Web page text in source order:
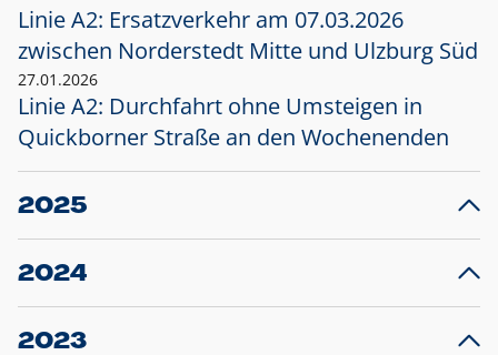
Linie A2: Ersatzverkehr am 07.03.2026
zwischen Norderstedt Mitte und Ulzburg Süd
27.01.2026
Linie A2: Durchfahrt ohne Umsteigen in
Quickborner Straße an den Wochenenden
2025
23.12.2025
Projekt S5: Start der Bauarbeiten am
2024
10.12.2024
Großprojekt S5: Sperrung der Bahnstraße in
2023